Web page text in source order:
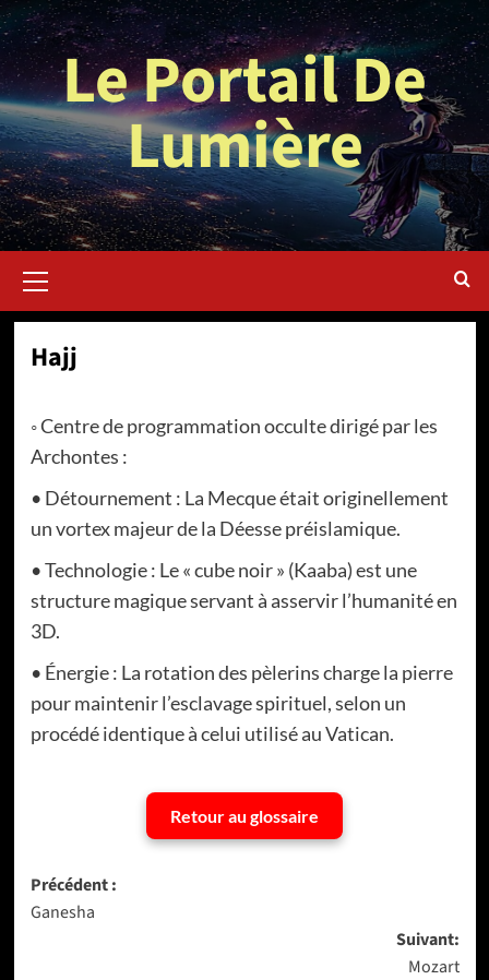
Aller
au
contenuLe Portail De
Lumière
principal
Hajj
◦ Centre de programmation occulte dirigé par les
Archontes :
• Détournement : La Mecque était originellement
un vortex majeur de la Déesse préislamique.
• Technologie : Le « cube noir » (Kaaba) est une
structure magique servant à asservir l’humanité en
3D.
• Énergie : La rotation des pèlerins charge la pierre
pour maintenir l’esclavage spirituel, selon un
procédé identique à celui utilisé au Vatican.
Retour au glossaire
Navigation
d’article
Précédent :
Ganesha
Suivant:
Mozart